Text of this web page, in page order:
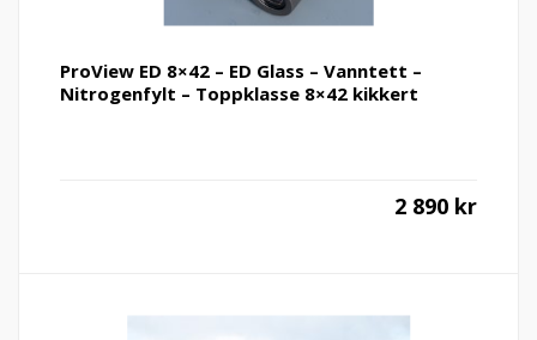
ProView ED 8×42 – ED Glass – Vanntett –
Nitrogenfylt – Toppklasse 8×42 kikkert
2 890 kr